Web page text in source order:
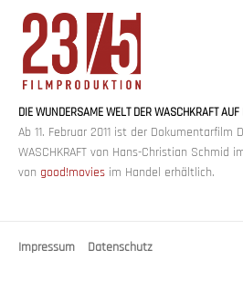
23/5 FILMPRODUKTION
DIE WUNDERSAME WELT DER WASCHKRAFT AUF
Ab 11. Februar 2011 ist der Dokumentarfilm
WASCHKRAFT von Hans-Christian Schmid
von good!movies im Handel erhältlich.
Impressum Datenschutz